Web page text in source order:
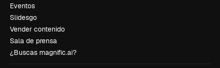
Eventos
Slidesgo
Vender contenido
Sala de prensa
¿Buscas magnific.ai?